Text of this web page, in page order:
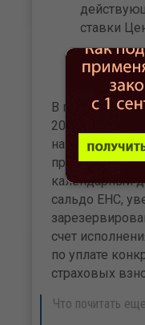
ставки
В период с 1
2024
на сумму
превышающем
календарный
сальдо ЕНС,
счет
по уплате
страховых
Что почитать